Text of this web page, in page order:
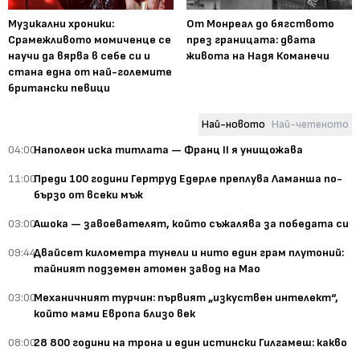
Музикални хроники:
Срамежливото момиченце се
научи да вярва в себе си и
стана една от най-големите
британски певици
От Монреал до бягството
през границата: двата
живота на Надя Команечи
Най-новото Най-четеното
04:00Наполеон иска титлата — Франц II я унищожава
11:00Преди 100 години Гертруд Едерле преплува Ламанша по-
бързо от всеки мъж
03:00Ашока — завоевателят, който съжалява за победата си
09:44Двайсет километра тунели и нито един грам плутоний:
тайният подземен атомен завод на Мао
03:00Механичният турчин: първият „изкуствен интелект“,
който мами Европа близо век
08:0028 800 години на трона и един истински Гилгамеш: какво